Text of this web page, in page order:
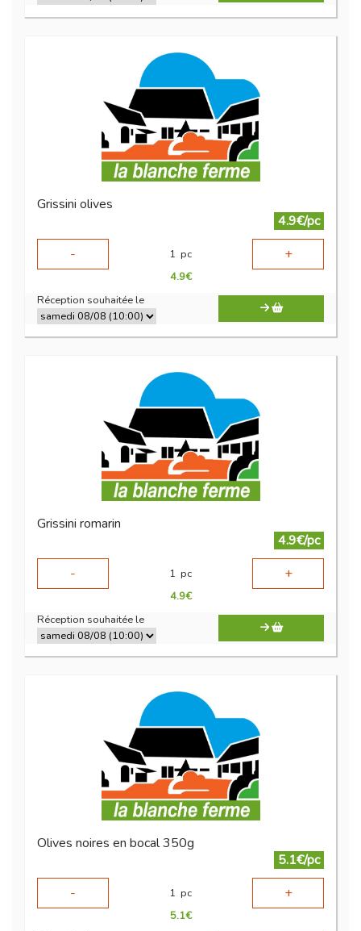
Grissini olives
4.9€/pc
-
1 pc +
4.9€
Réception souhaitée le
Grissini romarin
4.9€/pc
-
1 pc +
4.9€
Réception souhaitée le
Olives noires en bocal 350g
5.1€/pc
-
1 pc +
5.1€